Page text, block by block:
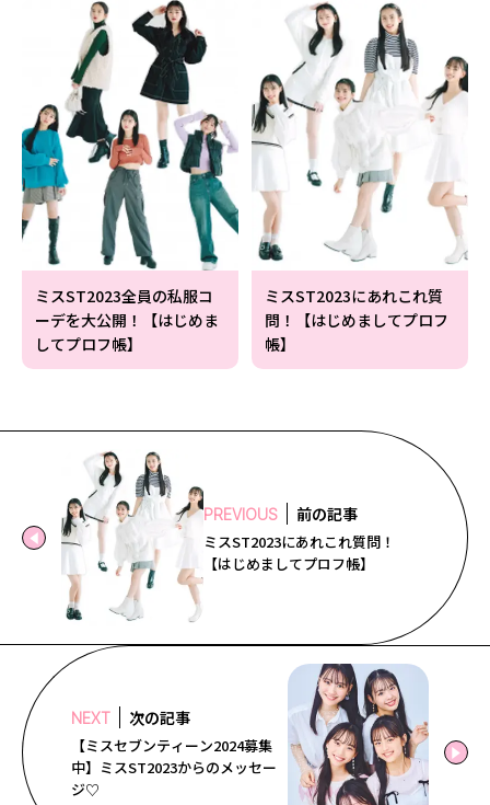
ミスST2023全員の私服コ
ーデを大公開！【はじめま
してプロフ帳】
ミスST2023にあれこれ質
問！【はじめましてプロフ
帳】
PREVIOUS 前の記事
ミスST2023にあれこれ質問！
【はじめましてプロフ帳】
NEXT 次の記事
【ミスセブンティーン2024募集
中】ミスST2023からのメッセー
ジ♡